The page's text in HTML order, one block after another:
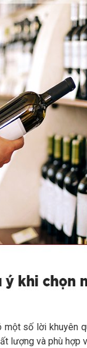
số lời khuyên
lượng và phù hợp